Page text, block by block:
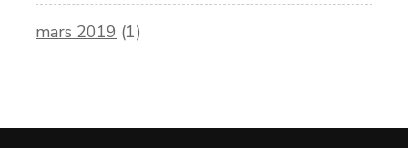
mars 2019 (1)